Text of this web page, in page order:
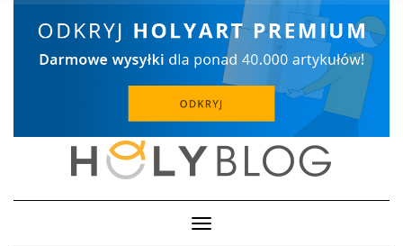
Toggle